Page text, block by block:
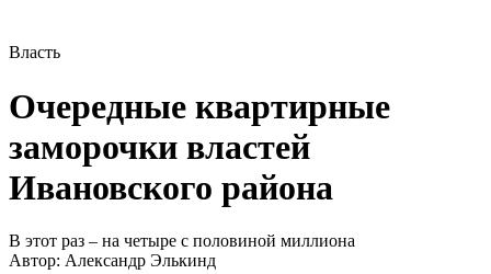
Власть
Очередные квартирные
заморочки властей
Ивановского района
В этот раз – на четыре с половиной миллиона
Автор: Александр Элькинд